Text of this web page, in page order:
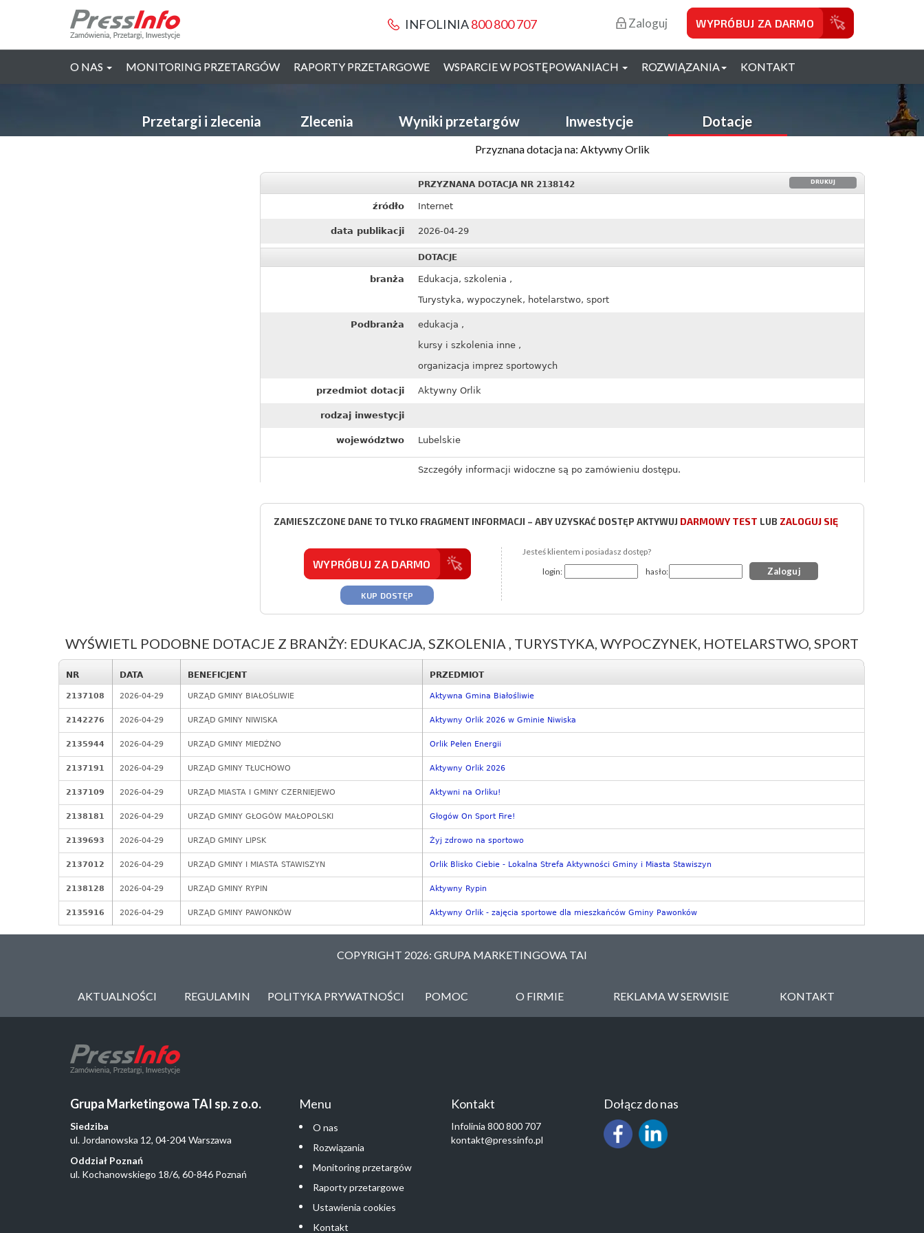
INFOLINIA800 800 707 Zaloguj WYPRÓBUJ ZA DARMO
O NAS MONITORING PRZETARGÓW RAPORTY PRZETARGOWE WSPARCIE W POSTĘPOWANIACH ROZWIĄZANIA KONTAKT
Przetargi i zlecenia Zlecenia Wyniki przetargów Inwestycje Dotacje
Przyznana dotacja na: Aktywny Orlik
DRUKUJ
PRZYZNANA DOTACJA NR 2138142
źródło Internet
data publikacji 2026-04-29
DOTACJE
branża
Edukacja, szkolenia ,
Turystyka, wypoczynek, hotelarstwo, sport
Podbranża
edukacja ,
kursy i szkolenia inne ,
organizacja imprez sportowych
przedmiot dotacji Aktywny Orlik
rodzaj inwestycji
województwo Lubelskie
Szczegóły informacji widoczne są po zamówieniu dostępu.
ZAMIESZCZONE DANE TO TYLKO FRAGMENT INFORMACJI – ABY UZYSKAĆ DOSTĘP AKTYWUJ DARMOWY TEST LUB ZALOGUJ SIĘ
WYPRÓBUJ ZA DARMO
KUP DOSTĘP
Jesteś klientem i posiadasz dostęp?
login:
hasło:
WYŚWIETL PODOBNE DOTACJE Z BRANŻY: EDUKACJA, SZKOLENIA , TURYSTYKA, WYPOCZYNEK, HOTELARSTWO, SPORT
NR DATA BENEFICJENT PRZEDMIOT
2137108 2026-04-29 URZĄD GMINY BIAŁOŚLIWIE Aktywna Gmina Białośliwie
2142276 2026-04-29 URZĄD GMINY NIWISKA Aktywny Orlik 2026 w Gminie Niwiska
2135944 2026-04-29 URZĄD GMINY MIEDŹNO Orlik Pełen Energii
2137191 2026-04-29 URZĄD GMINY TŁUCHOWO Aktywny Orlik 2026
2137109 2026-04-29 URZĄD MIASTA I GMINY CZERNIEJEWO Aktywni na Orliku!
2138181 2026-04-29 URZĄD GMINY GŁOGÓW MAŁOPOLSKI Głogów On Sport Fire!
2139693 2026-04-29 URZĄD GMINY LIPSK Żyj zdrowo na sportowo
2137012 2026-04-29 URZĄD GMINY I MIASTA STAWISZYN Orlik Blisko Ciebie - Lokalna Strefa Aktywności Gminy i Miasta Stawiszyn
2138128 2026-04-29 URZĄD GMINY RYPIN Aktywny Rypin
2135916 2026-04-29 URZĄD GMINY PAWONKÓW Aktywny Orlik - zajęcia sportowe dla mieszkańców Gminy Pawonków
COPYRIGHT 2026: GRUPA MARKETINGOWA TAI
AKTUALNOŚCI REGULAMIN POLITYKA PRYWATNOŚCI POMOC O FIRMIE REKLAMA W SERWISIE KONTAKT
Grupa Marketingowa TAI sp. z o.o.
Siedziba
ul. Jordanowska 12, 04-204 Warszawa
Oddział Poznań
ul. Kochanowskiego 18/6, 60-846 Poznań
Menu
O nas
Rozwiązania
Monitoring przetargów
Raporty przetargowe
Ustawienia cookies
Kontakt
Kontakt
Infolinia 800 800 707
kontakt@pressinfo.pl
Dołącz do nas